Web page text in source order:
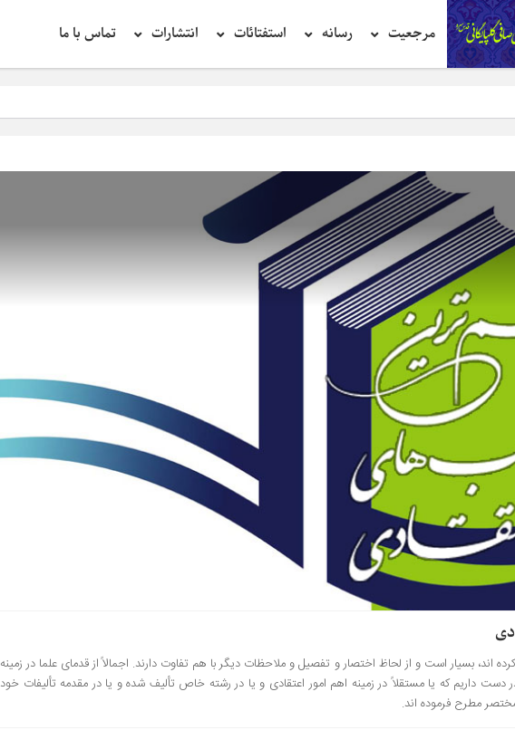
مرجعیت رسانه استفتائات انتشارات تماس با ما
اند، بسیار است و از لحاظ اختصار و تفصیل و ملاحظات دیگر با هم تفاوت دارند. اجمالاً از قدمای علما در زمینه
دست داریم که یا مستقلاً در زمینه اهم امور اعتقادى و یا در رشته خاص تألیف شده و یا در مقدمه تألیفات خود
مطرح فرموده‌ اند.